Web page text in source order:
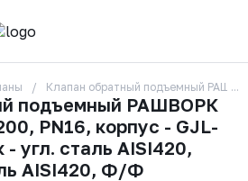
Клапан обратный подъемный
подъемный РАШВОРК
PN16, корпус - GJL-
- угл. сталь AISI420,
AISI420, Ф/Ф